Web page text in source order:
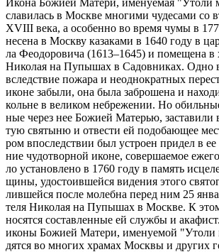
сла­ви­лась в Москве мно­ги­ми чу­де­са­ми со
XVIII ве­ка, а осо­бен­но во вре­мя чу­мы в
не­се­на в Моск­ву ка­за­ка­ми в 1640 го­ду в
ла Фе­о­до­ро­ви­ча (1613–1645) и по­ме­ще­на в
Ни­ко­лая на Пу­пы­шах в Са­дов­ни­ках. Од­но
вслед­ствие по­жа­ра и неод­но­крат­ных
иконе за­бы­ли, она бы­ла за­бро­ше­на и
кольне в ве­ли­ком небре­же­нии. Но
ные через нее Бо­жи­ей Ма­те­рью,
тую свя­ты­ню и от­ве­сти ей по­до­ба­ю­щее
ром впо­след­ствии был устро­ен при­дел в
ние чу­до­твор­ной иконе, со­вер­ша­е­мое
ло уста­нов­ле­но в 1760 го­ду в па­мять
щи­ны, удо­сто­ив­шей­ся ви­де­ния это­го
лив­шей­ся по­сле мо­леб­на пе­ред ним 25
те­ля Ни­ко­лая на Пу­пы­шах в Москве. К
но­сят­ся со­став­лен­ные ей служ­бы и
ико­ны Бо­жи­ей Ма­те­ри, име­ну­е­мой "Уто­ли
дят­ся во мно­гих хра­мах Моск­вы и дру­гих